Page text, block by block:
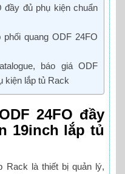
đầy đủ phụ kiện chuẩn
quang ODF 24FO
báo giá ODF
kiện lắp tủ Rack
24FO đầy
19inch lắp tủ
Rack là thiết bị quản lý,